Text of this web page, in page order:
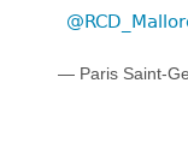
— Paris Saint-